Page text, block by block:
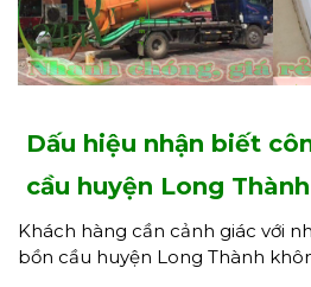
Dấu hiệu nhận biết
cầu huyện Long
Khách hàng cần cảnh giác với
bồn cầu huyện Long Thành